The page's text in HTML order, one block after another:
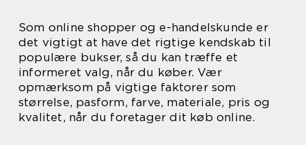
Som online shopper og e-handelskunde er
det vigtigt at have det rigtige kendskab til
populære bukser, så du kan træffe et
informeret valg, når du køber. Vær
opmærksom på vigtige faktorer som
størrelse, pasform, farve, materiale, pris og
kvalitet, når du foretager dit køb online.